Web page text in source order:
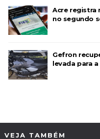
Acre registra
no segundo
Gefron
levada para
VEJA TAMBÉM